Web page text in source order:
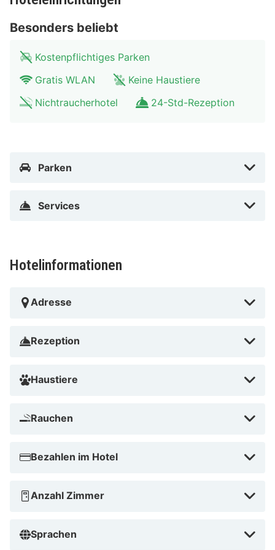
Regensburger Dom entfernt. Dieses Hotel ist 0,8 km
von Steinerne Brücke und 1,6 km von Schloss Thurn
und Taxis entfernt.
Besonders beliebt
Kostenpflichtiges Parken
Gratis WLAN
Keine Haustiere
Nichtraucherhotel
24-Std-Rezeption
Parken
Services
Hotelinformationen
Adresse
Rezeption
Haustiere
Rauchen
Bezahlen im Hotel
Anzahl Zimmer
Sprachen